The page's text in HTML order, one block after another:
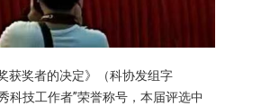
获奖者的决定》（科协发组字
科技工作者”荣誉称号，本届评选中